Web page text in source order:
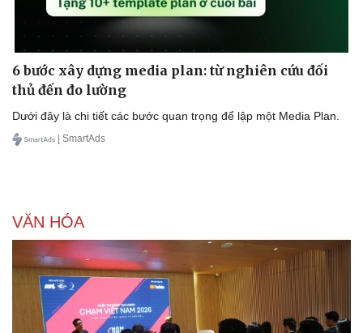
6 bước xây dựng media plan: từ nghiên cứu đối
thủ đến đo lường
Dưới đây là chi tiết các bước quan trọng để lập một Media Plan.
| SmartAds
VĂN HÓA